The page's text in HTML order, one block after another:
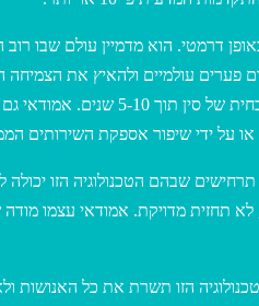
דרמטי. הוא מדמיין עולם שבו רוב
יכולה לסייע בצמצום פערים עולמיים
מדבר על האפשרות להשיג שיעורי צמיחה שנתיים של 20% במדינות מתפתחות,
או על ידי שיפור אספקת השירותים
שבהם הטכנולוגיה הזו
לא תחזית מדויקת. אמודאי עצמו
הזו תשרת את כל האנושות